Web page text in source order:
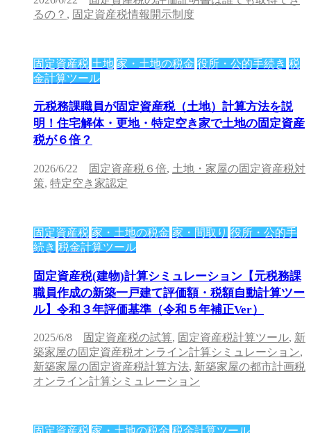
るの？ , 固定資産税情報開示制度
固定資産税 土地 家・土地の税金 役所・公的手続き 税
金計算ツール
元税務課職員が固定資産税（土地）計算方法を説
明！住宅解体・更地・特定空き家で土地の固定資産
税が６倍？
2026/6/22 固定資産税６倍, 土地・家屋の固定資産税対
策, 特定空き家認定
固定資産税 家・土地の税金 家・間取り 役所・公的手
続き 税金計算ツール
固定資産税(建物)計算シミュレーション【元税務課
職員作成の新築一戸建て評価額・税額自動計算ツー
ル】令和３年評価基準（令和５年補正Ver）
2025/6/8 固定資産税の試算, 固定資産税計算ツール, 新
築家屋の固定資産税オンライン計算シミュレーション,
新築家屋の固定資産税計算方法, 新築家屋の都市計画税
オンライン計算シミュレーション